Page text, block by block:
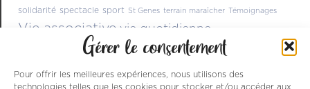
Gérer le consentement
Pour offrir les meilleures expériences, nous utilisons des
technologies telles que les cookies pour stocker et/ou accéder aux
solidarité spectacle sport St Genes terrain maraîcher Témoignages
Vie associative vie quotidienne